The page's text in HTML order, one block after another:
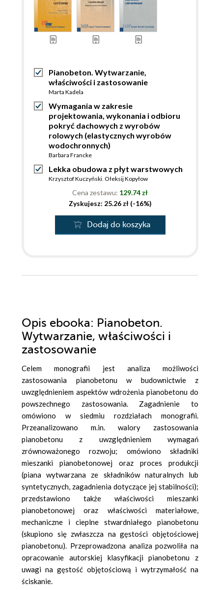
Pianobeton. Wytwarzanie,
właściwości i zastosowanie
Marta Kadela
Wymagania w zakresie
projektowania, wykonania i odbioru
pokryć dachowych z wyrobów
rolowych (elastycznych wyrobów
wodochronnych)
Barbara Francke
Lekka obudowa z płyt warstwowych
Krzysztof Kuczyński, Ołeksij Kopyłow
Cena zestawu: 129.74 zł
Zyskujesz: 25.26 zł (-16%)
Dodaj do koszyka
Opis ebooka: Pianobeton.
Wytwarzanie, właściwości i
zastosowanie
Celem monografii jest analiza możliwości
zastosowania pianobetonu w budownictwie z
uwzględnieniem aspektów wdrożenia pianobetonu do
powszechnego zastosowania. Zagadnienie to
omówiono w siedmiu rozdziałach monografii.
Przeanalizowano m.in. walory zastosowania
pianobetonu z uwzględnieniem wymagań
zrównoważonego rozwoju; omówiono składniki
mieszanki pianobetonowej oraz proces produkcji
(piana wytwarzana ze składników naturalnych lub
syntetycznych, zagadnienia dotyczące jej stabilności);
przedstawiono także właściwości mieszanki
pianobetonowej oraz właściwości materiałowe,
mechaniczne i cieplne stwardniałego pianobetonu
(skupiono się zwłaszcza na gęstości objętościowej
pianobetonu). Przeprowadzona analiza pozwoliła na
opracowanie autorskiej klasyfikacji pianobetonu z
uwagi na gęstość objętościową i wytrzymałość na
ściskanie.